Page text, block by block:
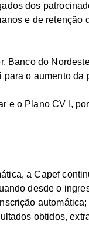
dos
e de retenção
Banco do
o aumento da
e o Plano CV I,
a Capef
desde o
obtidos,